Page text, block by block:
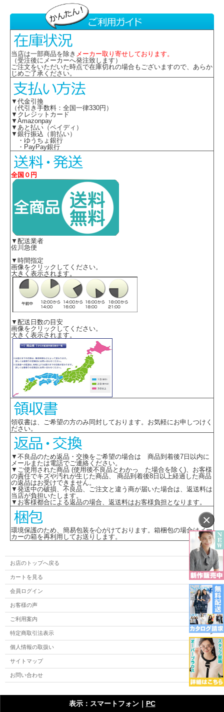
ナチュラルツイル
ポリエステル100%
■特徴
・ホームクリーニング
・オールシーズン
・ストレッチ
・右脇ポケット付
・防透
・吸汗速乾
・生地厚3
※取り寄せ商品、在庫有無、納期後日連絡
※ブラウスは別売りです
素材違いは こちら
×
当店は一部商品を除き メーカー取り寄せしております。
（受注後にメーカーへ発注致します）
ご注文をいただいた時点で在庫切れの場合もございますので、あらか
じめご了承ください。
▼代金引換
（代引き手数料：全国一律330円）
▼クレジットカード
▼Amazonpay
▼あと払い（ペイディ）
▼銀行振込（前払い）
・ゆうちょ銀行
・PayPay銀行
全国０円
▼配送業者
佐川急便
▼時間指定
画像をクリックしてください。
大きく表示されます。
▼配送日数の目安
画像をクリックしてください。
大きく表示されます。
領収書は、ご希望の方のみ同封しております。お気軽にお申しつけく
ださい。
▼不良品のため返品・交換をご希望の場合は 商品到着後7日以内に
メールまたは電話でご連絡ください。
▼ご使用された商品 (使用後不良品とわかっ た場合を除く)、お客様
の責任でキズや汚れが生じた商品、 商品到着後8日以上経過した商品
の返品はお受けできません。
▼発送中の破損、不良品、ご注文と違う商が届いた場合は、返送料は
当店が負担いたします。
▼お客様都合による返品の場合、返送料はお客様負担となります。
環境保護のため、簡易包装を心がけております。箱梱包の場合はメー
カーの箱を再利用してお送りします。
お店のトップへ戻る
カートを見る
会員ログイン
お客様の声
ご利用案内
特定商取引法表示
個人情報の取扱い
サイトマップ
お問い合わせ
表示：スマートフォン｜ PC